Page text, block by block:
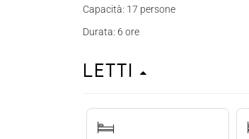
Capacità: 17 persone
Durata: 6 ore
Letti